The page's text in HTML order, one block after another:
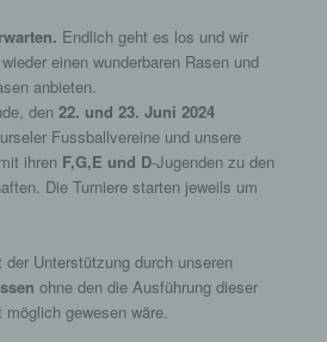
Endlich geht es los und wir
einen wunderbaren Rasen und
anbieten.
den 22. und 23. Juni 2024
Fussballvereine und unsere
ihren F,G,E und D-Jugenden zu den
Die Turniere starten jeweils um
Unterstützung durch unseren
ohne den die Ausführung dieser
gewesen wäre.
ein optimales
von uns verarbeiteten
Daten sicherzustellen. Die
Server-Logfiles werden
eine betroffene Person
Daten
die Möglichkeit, sich auf der
Verarbeitung Verantwortlichen unter
Daten zu registrieren.